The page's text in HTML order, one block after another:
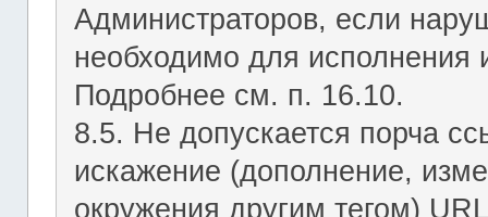
Администраторов, если
необходимо для исполнения
Подробнее см. п. 16.10.
8.5. Не допускается порча
искажение (дополнение,
окружения другим тегом)